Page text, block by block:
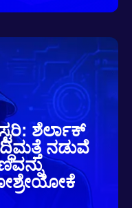
ಶೆರ್ಲಾಕ್
ನಡುವೆ